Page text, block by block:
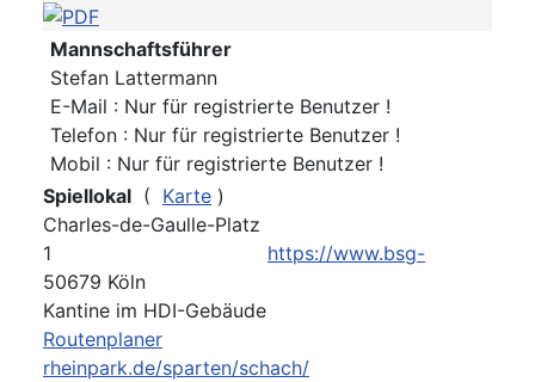
Mannschaftsführer
Stefan Lattermann
E-Mail : Nur für registrierte Benutzer !
Telefon : Nur für registrierte Benutzer !
Mobil : Nur für registrierte Benutzer !
Spiellokal ( Karte )
Charles-de-Gaulle-Platz
1
50679 Köln
Kantine im HDI-Gebäude
Routenplaner
https://www.bsg-
rheinpark.de/sparten/schach/